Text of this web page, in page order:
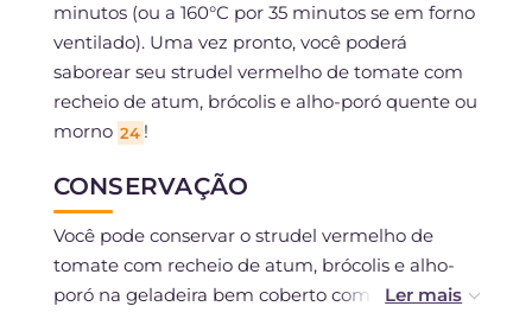
minutos (ou a 160°C por 35 minutos se em forno
ventilado). Uma vez pronto, você poderá
saborear seu strudel vermelho de tomate com
recheio de atum, brócolis e alho-poró quente ou
morno 24 !
CONSERVAÇÃO
Você pode conservar o strudel vermelho de
tomate com recheio de atum, brócolis e alho-
poró na geladeira bem coberto com filme